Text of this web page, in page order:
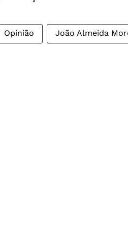
Opinião João Almeida